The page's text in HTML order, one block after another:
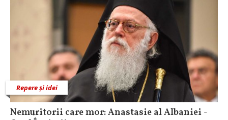
Repere și idei
Nemuritorii care mor: Anastasie al Albaniei -